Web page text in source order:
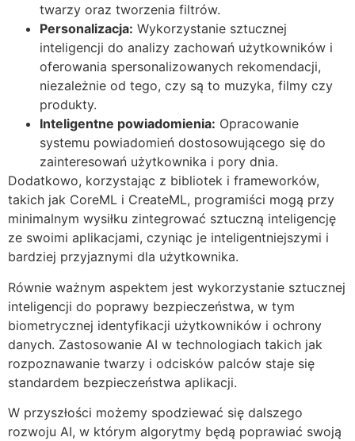
twarzy oraz tworzenia filtrów.
Personalizacja: Wykorzystanie sztucznej
inteligencji do analizy zachowań użytkowników i
oferowania spersonalizowanych rekomendacji,
niezależnie od tego, czy są to muzyka, filmy czy
produkty.
Inteligentne powiadomienia: Opracowanie
systemu powiadomień dostosowującego się do
zainteresowań użytkownika i pory dnia.
Dodatkowo, korzystając z bibliotek i frameworków,
takich jak CoreML i CreateML, programiści mogą przy
minimalnym wysiłku zintegrować sztuczną inteligencję
ze swoimi aplikacjami, czyniąc je inteligentniejszymi i
bardziej przyjaznymi dla użytkownika.
Równie ważnym aspektem jest wykorzystanie sztucznej
inteligencji do poprawy bezpieczeństwa, w tym
biometrycznej identyfikacji użytkowników i ochrony
danych. Zastosowanie AI w technologiach takich jak
rozpoznawanie twarzy i odcisków palców staje się
standardem bezpieczeństwa aplikacji.
W przyszłości możemy spodziewać się dalszego
rozwoju AI, w którym algorytmy będą poprawiać swoją